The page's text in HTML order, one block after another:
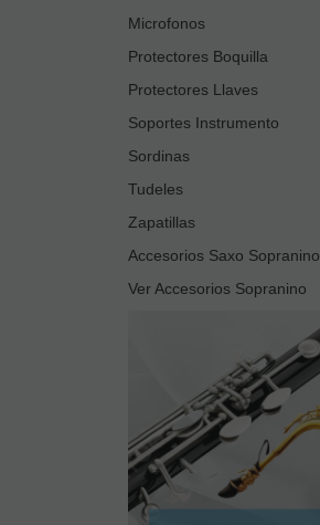
Microfonos
Protectores Boquilla
Protectores Llaves
Soportes Instrumento
Sordinas
Tudeles
Zapatillas
Accesorios Saxo Sopranino
Ver Accesorios Sopranino